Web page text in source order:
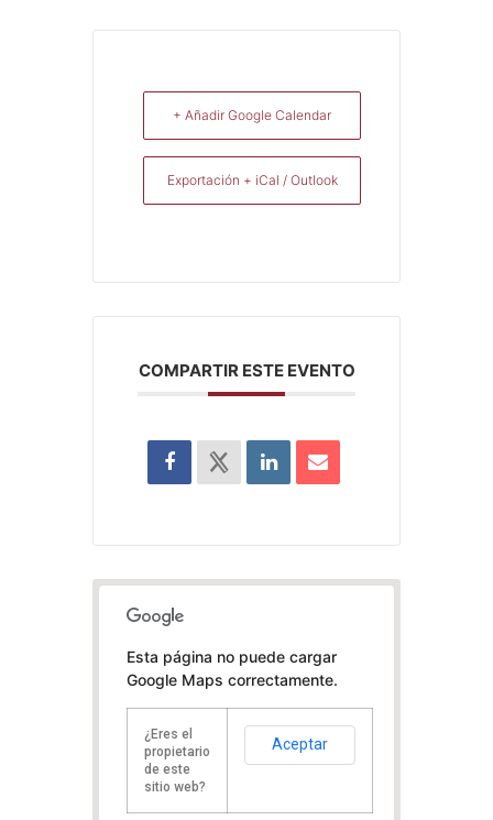
+ Añadir Google Calendar
Exportación + iCal / Outlook
COMPARTIR ESTE EVENTO
Esta página no puede cargar
Google Maps correctamente.
¿Eres el
propietario
de este
sitio web?
Aceptar